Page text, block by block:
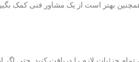
بهتر است از یک مشاور فنی کمک